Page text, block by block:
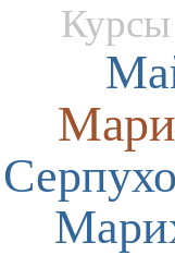
Курсы